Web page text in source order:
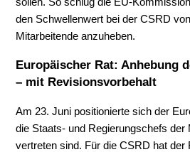
den Schwellenwert bei der CSRD
Mitarbeitende anzuheben.
Europäischer Rat: Anhebung
– mit Revisionsvorbehalt
Am 23. Juni positionierte sich der
die Staats- und Regierungschefs der
vertreten sind. Für die CSRD hat der